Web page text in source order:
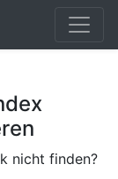
nicht finden?